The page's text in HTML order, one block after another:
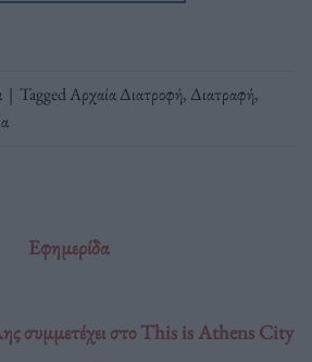
| TaggedΑρχαία Διατροφή, Διατραφή,
Εφημερίδα
συμμετέχει στο This is Athens City